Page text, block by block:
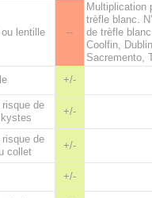
lentille --
Multiplication
trèfle blanc.
de trèfle
Coolfin,
Sacremento,
+/-
de
+/-
de
collet
+/-
+/-